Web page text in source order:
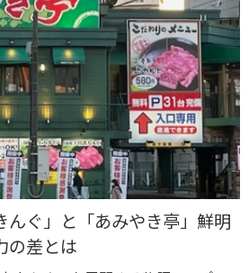
んぐ」と「あみやき亭」鮮明
の差とは